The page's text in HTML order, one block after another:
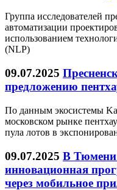
Группа исследователей
автоматизации
использованием
(NLP)
09.07.2025
предложению
По данным экосистемы
московском рынке
пула лотов в
09.07.2025 В Тюмени
инновационная
через мобильное